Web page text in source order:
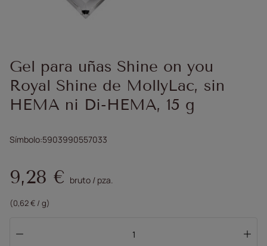
Gel para uñas Shine on you
Royal Shine de MollyLac, sin
HEMA ni Di-HEMA, 15 g
Símbolo 5903990557033
9,28 € bruto / pza.
(0,62 € / g)